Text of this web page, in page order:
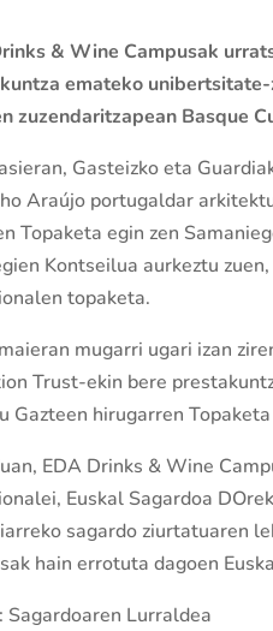
& Wine Campusak
emateko
zuzendaritzapean Basque
Gasteizko eta
Araújo portugaldar
Topaketa egin zen
Kontseilua aurkeztu
topaketa.
mugarri ugari izan
Trust-ekin bere
Gazteen hirugarren
EDA Drinks & Wine
Euskal Sagardoa
sagardo ziurtatuaren
hain errotuta dagoen
: Sagardoaren Lurraldea